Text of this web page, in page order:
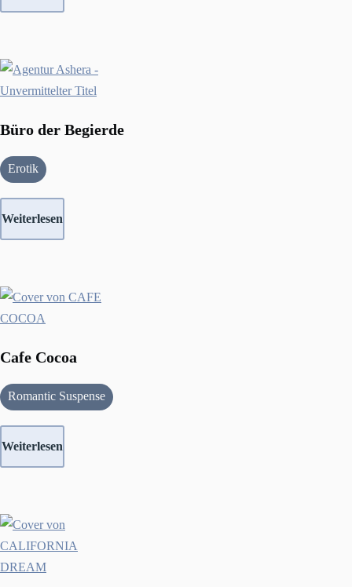
Büro der Begierde
Erotik
Weiterlesen
Cafe Cocoa
Romantic Suspense
Weiterlesen